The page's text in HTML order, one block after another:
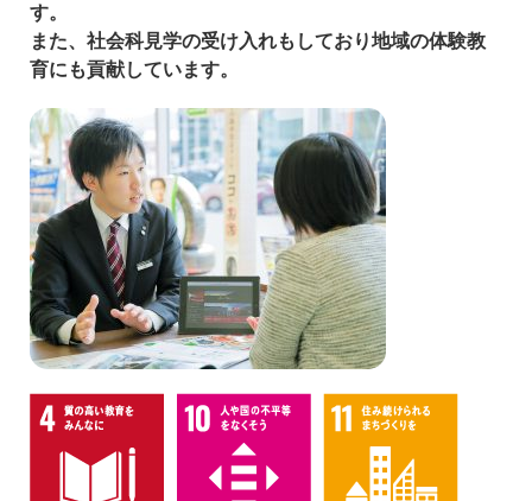
す。
また、社会科見学の受け入れもしており地域の体験教
育にも貢献しています。